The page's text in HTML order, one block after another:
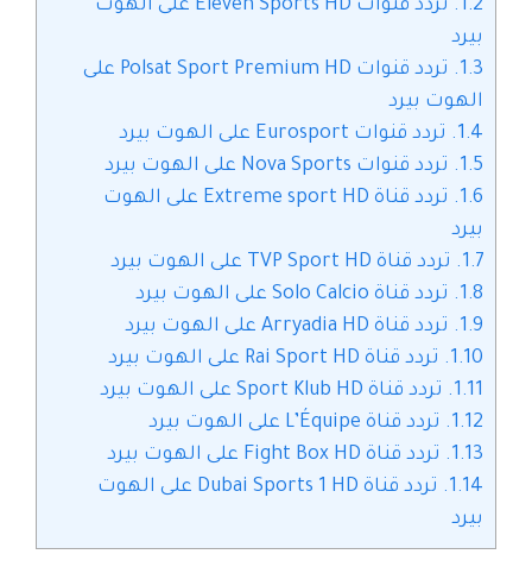
1.2.
تردد قنوات Eleven Sports HD على الهوت
بيرد
1.3.
تردد قنوات Polsat Sport Premium HD على
الهوت بيرد
1.4.
تردد قنوات Eurosport على الهوت بيرد
1.5.
تردد قنوات Nova Sports على الهوت بيرد
1.6.
تردد قناة Extreme sport HD على الهوت
بيرد
1.7.
تردد قناة TVP Sport HD على الهوت بيرد
1.8.
تردد قناة Solo Calcio على الهوت بيرد
1.9.
تردد قناة Arryadia HD على الهوت بيرد
1.10.
تردد قناة Rai Sport HD على الهوت بيرد
1.11.
تردد قناة Sport Klub HD على الهوت بيرد
1.12.
تردد قناة L’Équipe على الهوت بيرد
1.13.
تردد قناة Fight Box HD على الهوت بيرد
1.14.
تردد قناة Dubai Sports 1 HD على الهوت
بيرد